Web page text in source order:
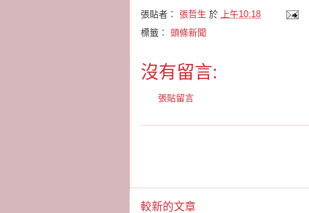
張貼者： 張哲生 於
上午10:18
標籤： 頭條新聞
沒有留言:
張貼留言
較新的文章